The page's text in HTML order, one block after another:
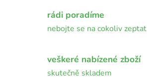
rádi poradíme
nebojte se na cokoliv zeptat
veškeré nabízené zboží
skutečně skladem